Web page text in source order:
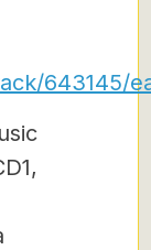
643145/